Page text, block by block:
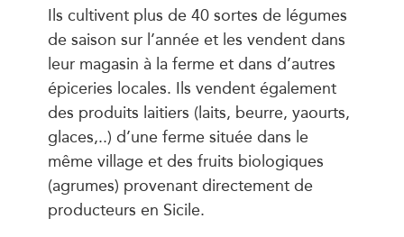
Ils cultivent plus de 40 sortes de légumes
de saison sur l’année et les vendent dans
leur magasin à la ferme et dans d’autres
épiceries locales. Ils vendent également
des produits laitiers (laits, beurre, yaourts,
glaces,..) d’une ferme située dans le
même village et des fruits biologiques
(agrumes) provenant directement de
producteurs en Sicile.